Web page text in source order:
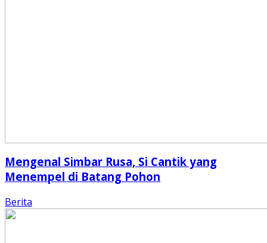
Mengenal Simbar Rusa, Si Cantik yang
Menempel di Batang Pohon
Berita